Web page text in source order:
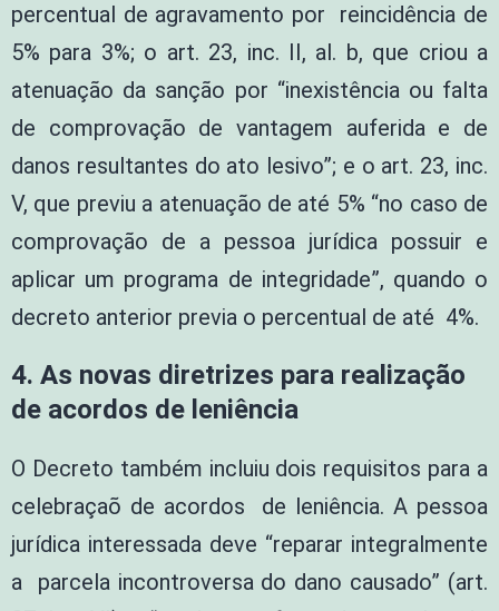
percentual de agravamento por reincidência de
5% para 3%; o art. 23, inc. II, al. b, que criou a
atenuação da sanção por “inexistência ou falta
de comprovação de vantagem auferida e de
danos resultantes do ato lesivo”; e o art. 23, inc.
V, que previu a atenuação de até 5% “no caso de
comprovação de a pessoa jurídica possuir e
aplicar um programa de integridade”, quando o
decreto anterior previa o percentual de até 4%.
4. As novas diretrizes para realização
de acordos de leniência
O Decreto também incluiu dois requisitos para a
celebraçaõ de acordos de leniência. A pessoa
jurídica interessada deve “reparar integralmente
a parcela incontroversa do dano causado” (art.